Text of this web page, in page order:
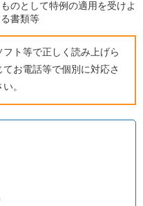
のとして特例の適用を受けよ
書類等
ト等で正しく読み上げら
お電話等で個別に対応さ
。